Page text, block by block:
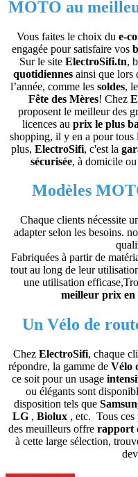
MOTO au
Vous faites le choix du e-
engagée pour satisfaire vos
Sur le site ElectroSifi.tn,
quotidiennes ainsi que lors
l’année, comme les soldes, le
Fête des Mères! Chez
proposent le meilleur des
licences au prix le plus
shopping, il y en a pour tous
plus, ElectroSifi, c'est la
sécurisée, à domicile
Modèles
Chaque clients nécessite
adapter selon les besoins.
Fabriquées à partir de
tout au long de leur
une utilisation
meilleur prix en
Un Vélo de
Chez ElectroSifi, chaque
répondre, la gamme de Vélo
ce soit pour un usage
ou élégants sont
disposition tels que
LG , Biolux , etc. Tous ces
des meuilleurs offre rapport
à cette large sélection,